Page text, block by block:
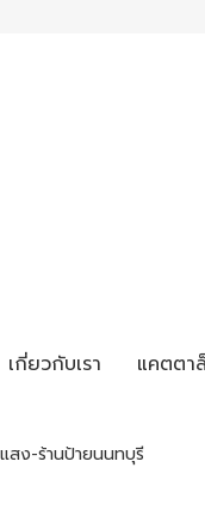
เกี่ยวกับเรา แคตตา
สง-ร้านป้ายนนทบุรี